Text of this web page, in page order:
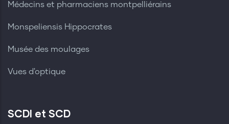
Médecins et pharmaciens montpelliérains
Monspeliensis Hippocrates
Musée des moulages
Vues d'optique
SCDI et SCD